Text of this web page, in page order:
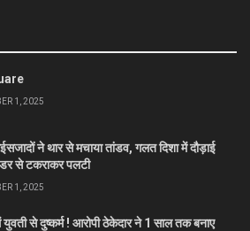
1, 2025
ने थार से मचाया तांडव, गलत दिशा में दौड़ाई
से टकराकर पलटी
1, 2025
युवती से दुष्कर्म ! आरोपी ठेकेदार ने 1 साल तक बनाए